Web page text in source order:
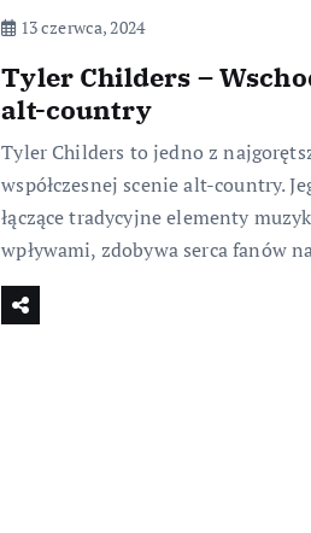
13 czerwca, 2024
Tyler Childers –
alt-country
Tyler Childers to jedno z
współczesnej scenie alt-country.
łączące tradycyjne elementy
wpływami, zdobywa serca fanów